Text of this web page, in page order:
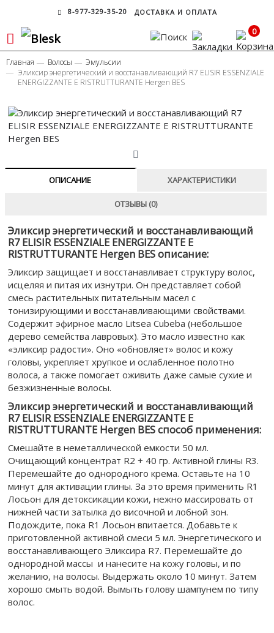
8-977-329-35-20 ДОСТАВКА И ОПЛАТА
0
Главная Волосы
Эмульсии
Эликсир энергетический и восстанавливающий R7 ELISIR ESSENZIALE
ENERGIZZANTE E RISTRUTTURANTE Hergen BES
ОПИСАНИЕ ХАРАКТЕРИСТИКИ
ОТЗЫВЫ (0)
Эликсир энергетический и восстанавливающий
R7 ELISIR ESSENZIALE ENERGIZZANTE E
RISTRUTTURANTE Hergen BES описание:
Эликсир защищает и восстанавливает структуру волос,
исцеляя и питая их изнутри. Он представляет собой
смесь растительных питательным масел с
тонизирующими и восстанавливающими свойствами.
Содержит эфирное масло Litsea Cubeba (небольшое
дерево семейства лавровых). Это масло известно как
«эликсир радости». Оно «обновляет» волос и кожу
головы, укрепляет хрупкое и ослабленное полотно
волоса, а также помогает оживить даже самые сухие и
безжизненные волосы.
Эликсир энергетический и восстанавливающий
R7 ELISIR ESSENZIALE ENERGIZZANTE E
RISTRUTTURANTE Hergen BES cпособ применения:
Смешайте в неметаллической емкости 50 мл.
Очищающий концентрат R2 + 40 гр. Активной глины R3.
Перемешайте до однородного крема. Оставьте на 10
минут для активации глины. За это время применить R1
Лосьон для детоксикации кожи, нежно массировать от
нижней части затылка до височной и лобной зон.
Подождите, пока R1 Лосьон впитается. Добавьте к
приготовленной активной смеси 5 мл. Энергетического и
восстанавливающего Эликсира R7. Перемешайте до
однородной массы и нанесите на кожу головы, и по
желанию, на волосы. Выдержать около 10 минут. Затем
хорошо смыть водой. Вымыть голову шампунем по типу
волос.